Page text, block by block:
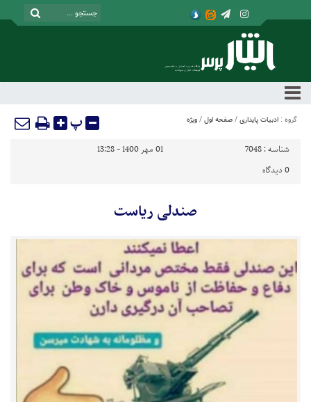
گروه : ادبیات پایداری / صفحه اول / ویژه پ
شناسه : 7048
01 مهر 1400 - 13:28
0 دیدگاه
صندلی ریاست